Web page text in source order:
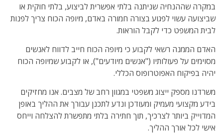
במקרה שההנחיה שניתנה בלתי אפשרית לביצוע, בלתי חוקית או
שביצועה עשוי לפגוע בצורה חמורה באדם, מיופה הכוח צריך לפנות
לבית המשפט כדי לקבל הוראות.
האדם הממנה רשאי לקבוע כי מיופה הכוח חייב לדווח לאנשים
מסוימים על פעולותיו ("אנשים מיודעים"), או לקבוע שמיופה הכוח
יהיה בפיקוח האפוטרופוס הכללי.
משרדנו מספק ייצוג משפטי במגוון רחב של מצבים. אנו מחזיקים
בידע מקצועי מעמיק ומעודכן ונדע לתכנן עבורך את ההליך באופן
המדוייק ביותר לצרכיך, תוך חתירה בלתי מתפשרת להצלחה וייחס
אישי לכל אורך ההליך.